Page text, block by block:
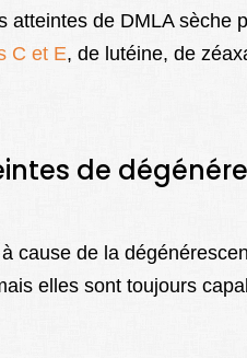
de DMLA sèche
C et E, de lutéine, de
de
cause de la
elles sont toujours